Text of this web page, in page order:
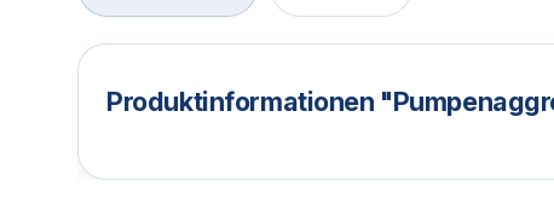
Produktinformationen